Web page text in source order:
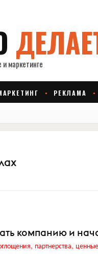
компанию и
партнерства,